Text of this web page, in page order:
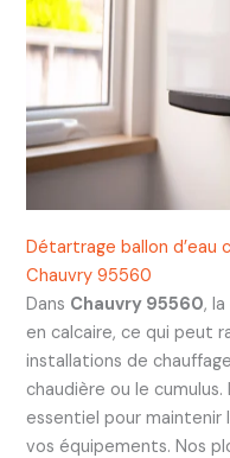
Détartrage ballon d’eau
Chauvry 95560
Dans Chauvry 95560,
en calcaire, ce qui peut
installations de
chaudière ou le
essentiel pour
vos équipements. Nos